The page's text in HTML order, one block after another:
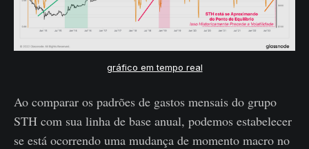
gráfico em tempo real
Ao comparar os padrões de gastos mensais do grupo
STH com sua linha de base anual, podemos estabelecer
se está ocorrendo uma mudança de momento macro no